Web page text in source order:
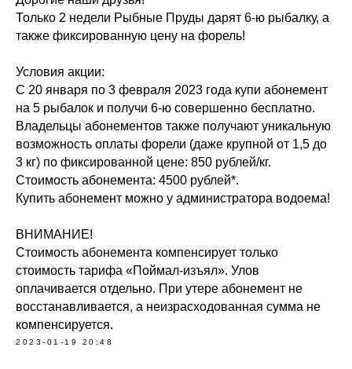
Только 2 недели Рыбные Пруды дарят 6-ю рыбалку, а
также фиксированную цену на форель!
Условия акции:
С 20 января по 3 февраля 2023 года купи абонемент
на 5 рыбалок и получи 6-ю совершенно бесплатно.
Владельцы абонементов также получают уникальную
возможность оплаты форели (даже крупной от 1,5 до
3 кг) по фиксированной цене: 850 рублей/кг.
Стоимость абонемента: 4500 рублей*.
Купить абонемент можно у администратора водоема!
ВНИМАНИЕ!
Стоимость абонемента компенсирует только
стоимость тарифа «Поймал-изъял». Улов
оплачивается отдельно. При утере абонемент не
восстанавливается, а неизрасходованная сумма не
компенсируется.
2023-01-19 20:48